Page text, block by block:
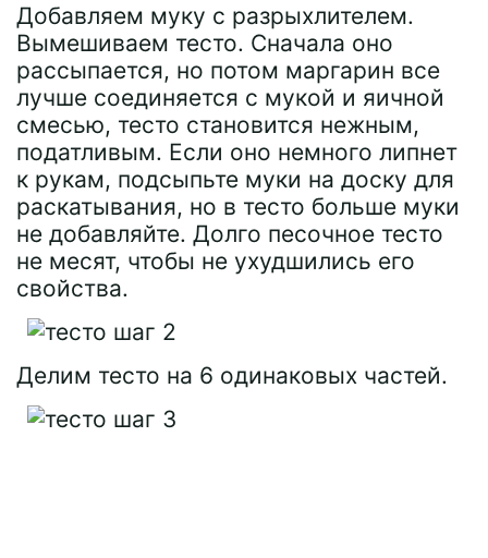
Добавляем муку с разрыхлителем.
Вымешиваем тесто. Сначала оно
рассыпается, но потом маргарин все
лучше соединяется с мукой и яичной
смесью, тесто становится нежным,
податливым. Если оно немного липнет
к рукам, подсыпьте муки на доску для
раскатывания, но в тесто больше муки
не добавляйте. Долго песочное тесто
не месят, чтобы не ухудшились его
свойства.
Делим тесто на 6 одинаковых частей.